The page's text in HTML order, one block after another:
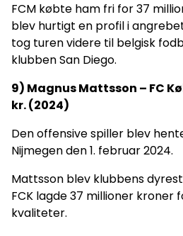
FCM købte ham fri for 37
blev hurtigt en profil i
tog turen videre til belgisk
klubben San Diego.
9) Magnus Mattsson – FC
kr. (2024)
Den offensive spiller blev
Nijmegen den 1. februar 2024.
Mattsson blev klubbens
FCK lagde 37 millioner kroner
kvaliteter.